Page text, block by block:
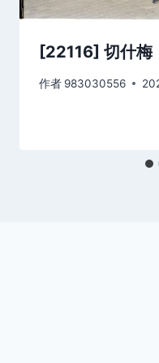
[22116] 切什梅
作者 983030556